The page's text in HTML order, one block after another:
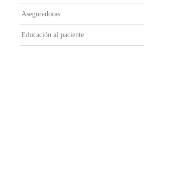
Aseguradoras
Educación al paciente